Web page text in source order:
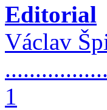
Editorial
Václav
1